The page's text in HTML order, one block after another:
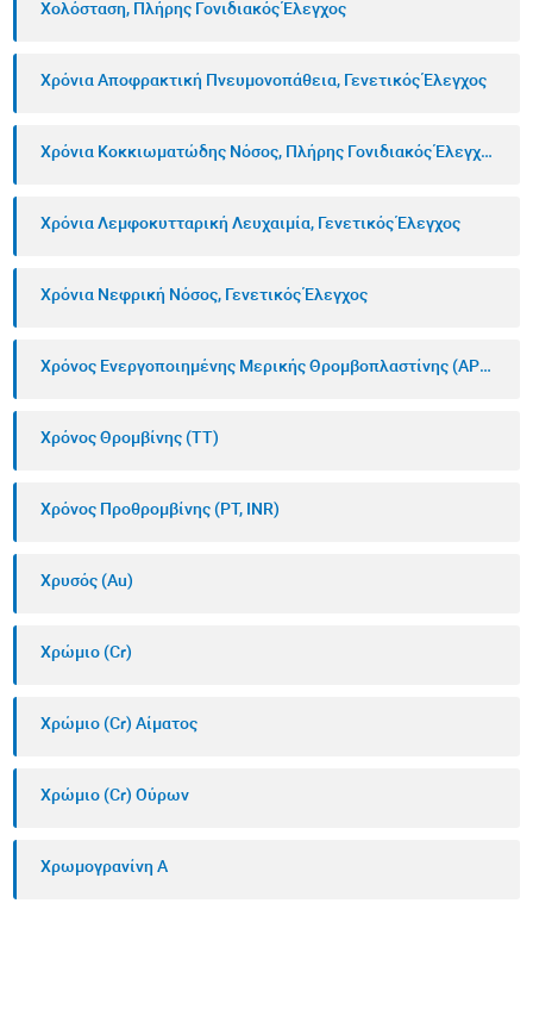
Χολόσταση, Πλήρης Γονιδιακός Έλεγχος
Χρόνια Αποφρακτική Πνευμονοπάθεια, Γενετικός Έλεγχος
Χρόνια Κοκκιωματώδης Νόσος, Πλήρης Γονιδιακός Έλεγχος
Χρόνια Λεμφοκυτταρική Λευχαιμία, Γενετικός Έλεγχος
Χρόνια Νεφρική Νόσος, Γενετικός Έλεγχος
Χρόνος Ενεργοποιημένης Μερικής Θρομβοπλαστίνης (APTT)
Χρόνος Θρομβίνης (TT)
Χρόνος Προθρομβίνης (PT, INR)
Χρυσός (Au)
Χρώμιο (Cr)
Χρώμιο (Cr) Αίματος
Χρώμιο (Cr) Ούρων
Χρωμογρανίνη Α